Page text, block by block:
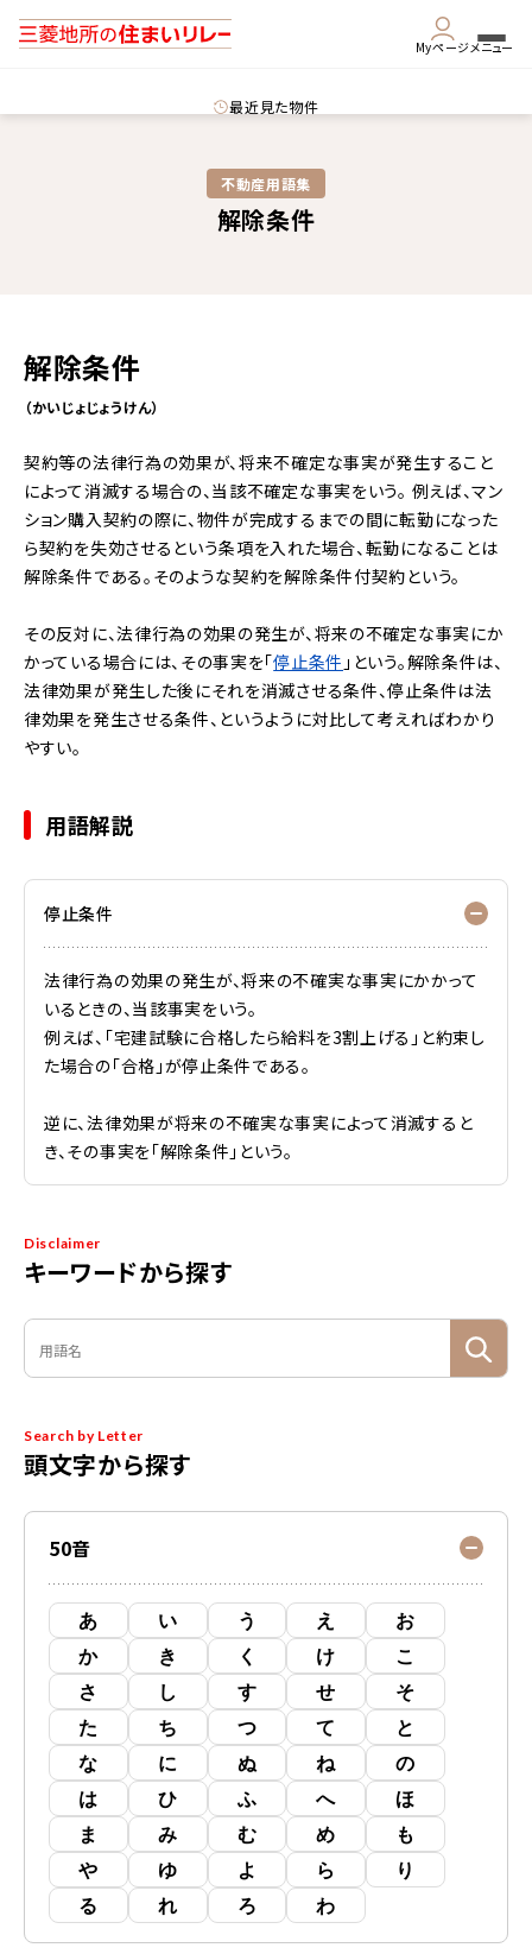
Myページメニュー
最近見た物件
不動産用語集​
解除条件
Disclaimer
キーワードから探す
Search by Letter
頭文字から探す
50音
あ い う え
お
か
き く け
こ
さ
し す せ
そ
た
ち つ て
と
な
に ぬ ね
の
は
ひ ふ へ
ほ
ま
み む め
も
や
ゆ よ ら
り
る
れ ろ わ
解除条件
（かいじょじょうけん）
契約等の法律行為の効果が、将来不確定な事実が発生すること
によって消滅する場合の、当該不確定な事実をいう。 例えば、マン
ション購入契約の際に、物件が完成するまでの間に転勤になった
ら契約を失効させるという条項を入れた場合、転勤になることは
解除条件である。そのような契約を解除条件付契約という。
その反対に、法律行為の効果の発生が、将来の不確定な事実にか
かっている場合には、その事実を「停止条件 」という。解除条件は、
法律効果が発生した後にそれを消滅させる条件、停止条件は法
律効果を発生させる条件、というように対比して考えればわかり
やすい。
用語解説
停止条件
法律行為の効果の発生が、将来の不確実な事実にかかって
いるときの、当該事実をいう。
例えば、「宅建試験に合格したら給料を3割上げる」と約束し
た場合の「合格」が停止条件である。
逆に、法律効果が将来の不確実な事実によって消滅すると
き、その事実を「解除条件」という。